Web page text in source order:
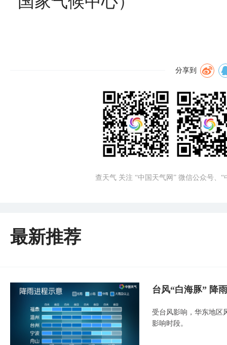
分享到
查天气 关注 “中国天气网” 微信公众号、
最新推荐
台风“白海豚” 降
受台风影响，华东地区
影响时段。